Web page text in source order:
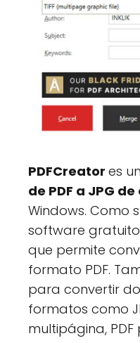
PDFCreator es un
de PDF a JPG
Windows. Como
software
que permite
formato PDF.
para convertir
formatos como
multipágina,